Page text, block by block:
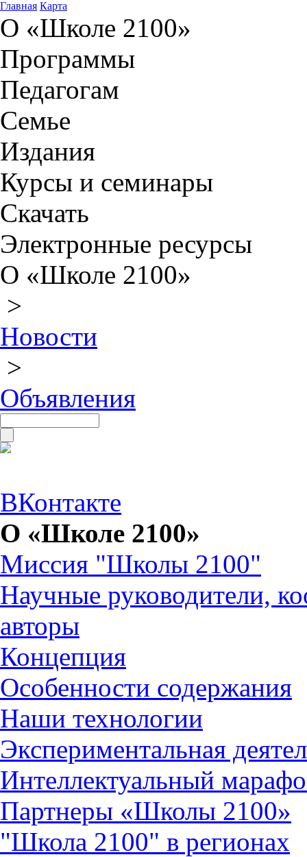
Главная Карта
О «Школе 2100»
Программы
Педагогам
Семье
Издания
Курсы и семинары
Скачать
Электронные ресурсы
О «Школе 2100»
>
Новости
>
Объявления
ВКонтакте
О «Школе 2100»
Миссия "Школы 2100"
Научные руководители,
авторы
Концепция
Особенности содержания
Наши технологии
Экспериментальная
Интеллектуальный
Партнеры «Школы 2100»
"Школа 2100" в регионах